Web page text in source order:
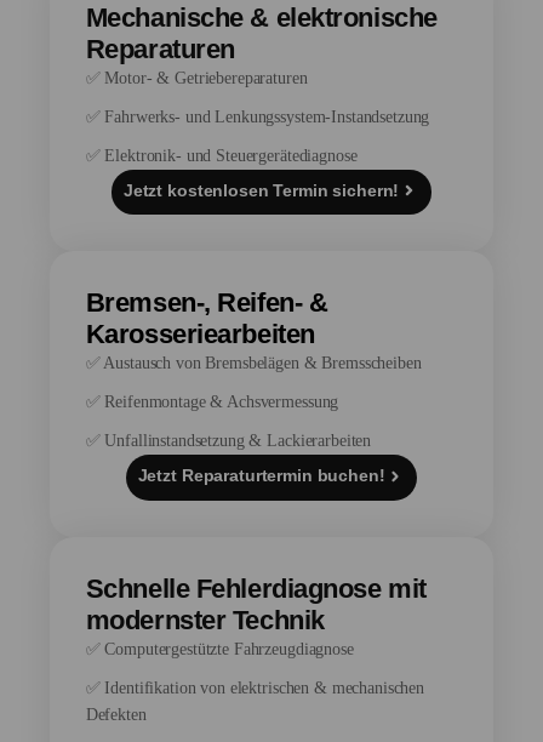
Mechanische & elektronische
Reparaturen
✅ Motor- & Getriebereparaturen
✅ Fahrwerks- und Lenkungssystem-Instandsetzung
✅ Elektronik- und Steuergerätediagnose
Jetzt kostenlosen Termin sichern!
Bremsen-, Reifen- &
Karosseriearbeiten
✅ Austausch von Bremsbelägen & Bremsscheiben
✅ Reifenmontage & Achsvermessung
✅ Unfallinstandsetzung & Lackierarbeiten
Jetzt Reparaturtermin buchen!
Schnelle Fehlerdiagnose mit
modernster Technik
✅ Computergestützte Fahrzeugdiagnose
✅ Identifikation von elektrischen & mechanischen
Defekten